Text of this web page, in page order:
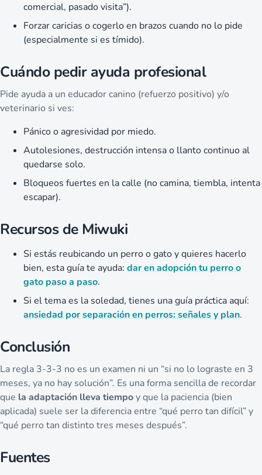
comercial, pasado visita”).
Forzar caricias o cogerlo en brazos cuando no lo pide
(especialmente si es tímido).
Cuándo pedir ayuda profesional
Pide ayuda a un educador canino (refuerzo positivo) y/o
veterinario si ves:
Pánico o agresividad por miedo.
Autolesiones, destrucción intensa o llanto continuo al
quedarse solo.
Bloqueos fuertes en la calle (no camina, tiembla, intenta
escapar).
Recursos de Miwuki
Si estás reubicando un perro o gato y quieres hacerlo
bien, esta guía te ayuda: dar en adopción tu perro o
gato paso a paso.
Si el tema es la soledad, tienes una guía práctica aquí:
ansiedad por separación en perros: señales y plan.
Conclusión
La regla 3-3-3 no es un examen ni un “si no lo lograste en 3
meses, ya no hay solución”. Es una forma sencilla de recordar
que la adaptación lleva tiempoy que la paciencia (bien
aplicada) suele ser la diferencia entre “qué perro tan difícil” y
“qué perro tan distinto tres meses después”.
Fuentes